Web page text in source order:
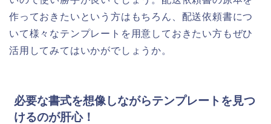
作っておきたいという方はもちろん、配送依頼書につ
いて様々なテンプレートを用意しておきたい方もぜひ
活用してみてはいかがでしょうか。
必要な書式を想像しながらテンプレートを見つ
けるのが肝心！